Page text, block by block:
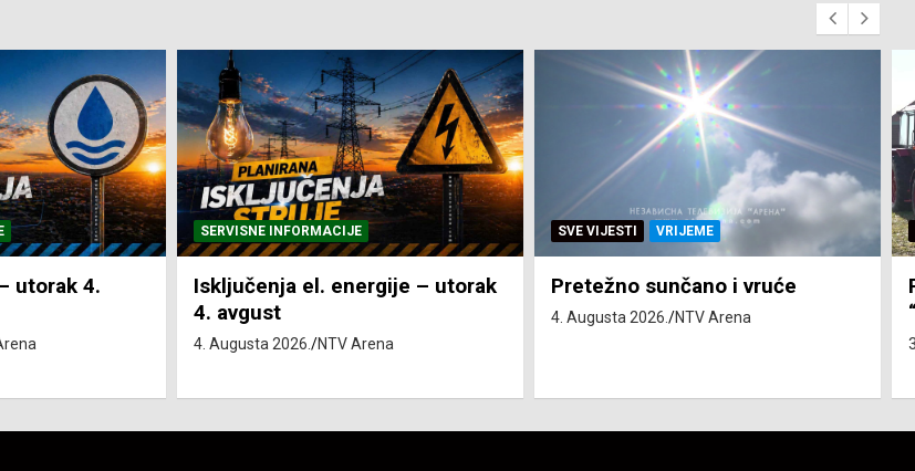
utorak 4.
SERVISNE INFORMACIJE
Isključenja el. energije – utorak
4. avgust
4. Augusta 2026. NTV Arena
SVE VIJESTI VRIJEME
Pretežno sunčano i vruće
4. Augusta 2026. NTV Arena